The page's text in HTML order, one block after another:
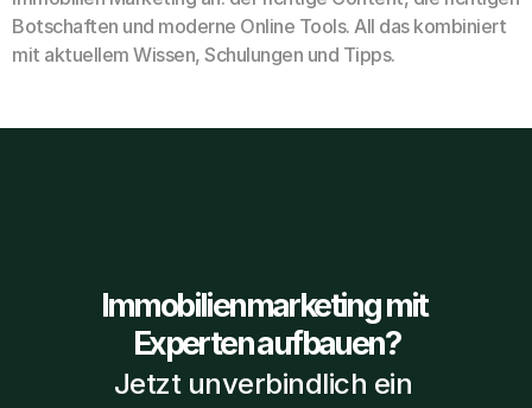
Botschaften und moderne Online Tools. All das kombiniert
mit aktuellem Wissen, Schulungen und Tipps.
Immobilienmarketing mit
Experten aufbauen?
Jetzt unverbindlich ein